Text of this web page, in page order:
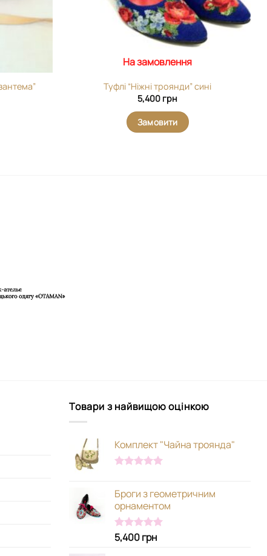
На замовлення
Туфлі “Ніжні троянди” сині
5,400 грн
Замовити
Товари з найвищою оцінкою
Комплект "Чайна троянда"
Броги з геометричним
орнаментом
Оцінено в
з 5
5,400грн